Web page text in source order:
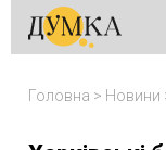
Головна > Новини